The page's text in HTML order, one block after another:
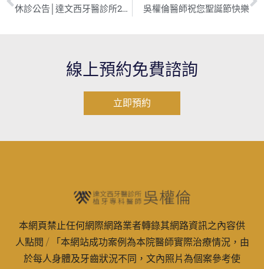
休診公告│達文西牙醫診所2020/10/1-10/4中秋節期間休診 吳權倫醫師祝您聖誕節快樂
線上預約免費諮詢
立即預約
本網頁禁止任何網際網路業者轉錄其網路資訊之內容供
人點閱 / 「本網站成功案例為本院醫師實際治療情況，由
於每人身體及牙齒狀況不同，文內照片為個案參考使